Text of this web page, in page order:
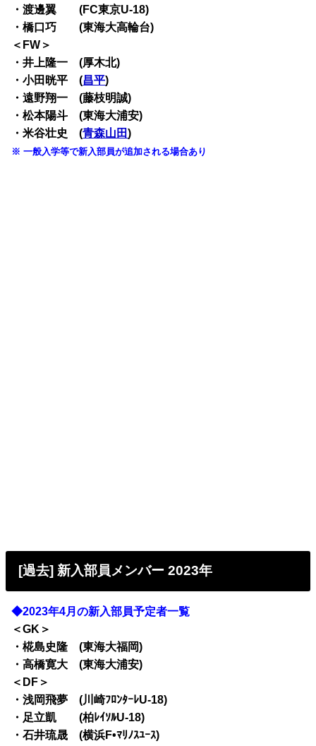
・渡邊翼 (FC東京U-18)
・橋口巧 (東海大高輪台)
＜FW＞
・井上隆一 (厚木北)
・小田晄平 (昌平)
・遠野翔一 (藤枝明誠)
・松本陽斗 (東海大浦安)
・米谷壮史 (青森山田)
※ 一般入学等で新入部員が追加される場合あり
[過去] 新入部員メンバー 2023年
◆2023年4月の新入部員予定者一覧
＜GK＞
・椛島史隆 (東海大福岡)
・高橋寛大 (東海大浦安)
＜DF＞
・浅岡飛夢 (川崎ﾌﾛﾝﾀｰﾚU-18)
・足立凱 (柏ﾚｲｿﾙU-18)
・石井琉晟 (横浜F•ﾏﾘﾉｽﾕｰｽ)